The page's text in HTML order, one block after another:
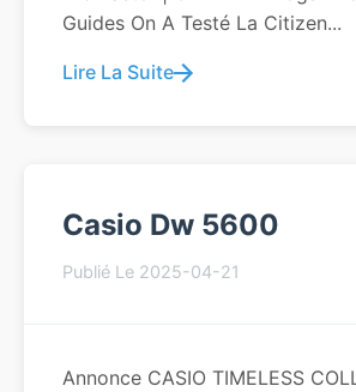
Guides On A Testé La Citizen...
Lire La Suite
Casio Dw 5600
Publié Le 2025-04-21
Annonce CASIO TIMELESS